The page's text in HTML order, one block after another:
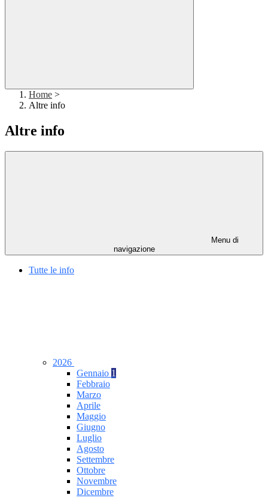
Home >
Altre info
Altre info
Menu di
navigazione
Tutte le info
2026
Gennaio 1
Febbraio
Marzo
Aprile
Maggio
Giugno
Luglio
Agosto
Settembre
Ottobre
Novembre
Dicembre